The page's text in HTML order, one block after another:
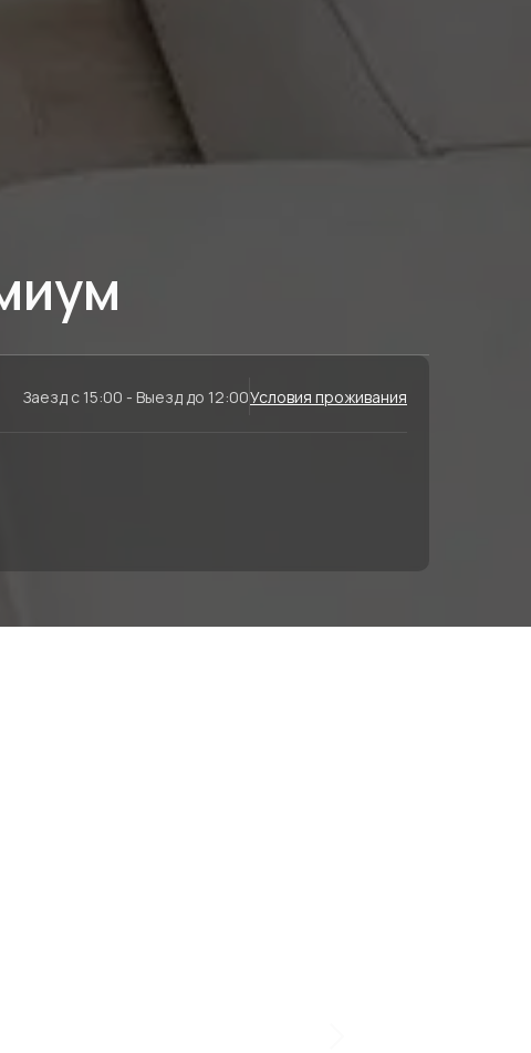
Заезд с 15:00 - Выезд до 12:00Условия проживания